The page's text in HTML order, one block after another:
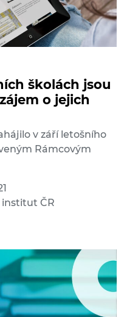
školách jsou
o jejich
v září letošního
Rámcovým
ČR